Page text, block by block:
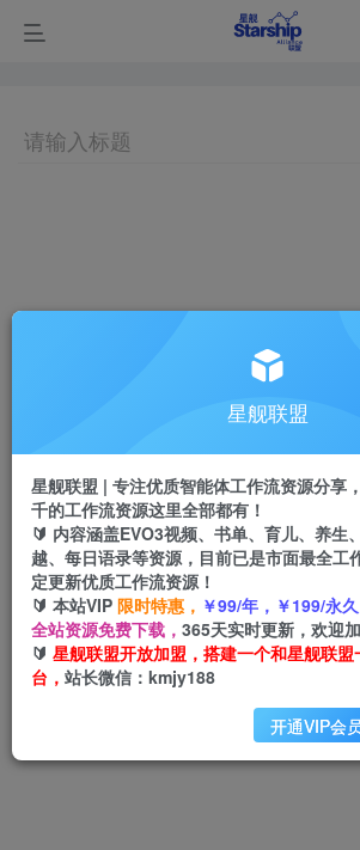
Hi！请先登录
登录
星舰联盟
星舰联盟 | 专注优质智能体工作流资源分享
千的工作流资源这里全部都有！
🔰 内容涵盖EVO3视频、书单、育儿、养生
越、每日语录等资源，目前已是市面最全工
定更新优质工作流资源！
🔰 本站VIP 限时特惠， ￥99/年，￥199/永
全站资源免费下载， 365天实时更新，欢迎
🔰 星舰联盟开放加盟，搭建一个和星舰联
台， 站长微信：kmjy188
开通VIP会